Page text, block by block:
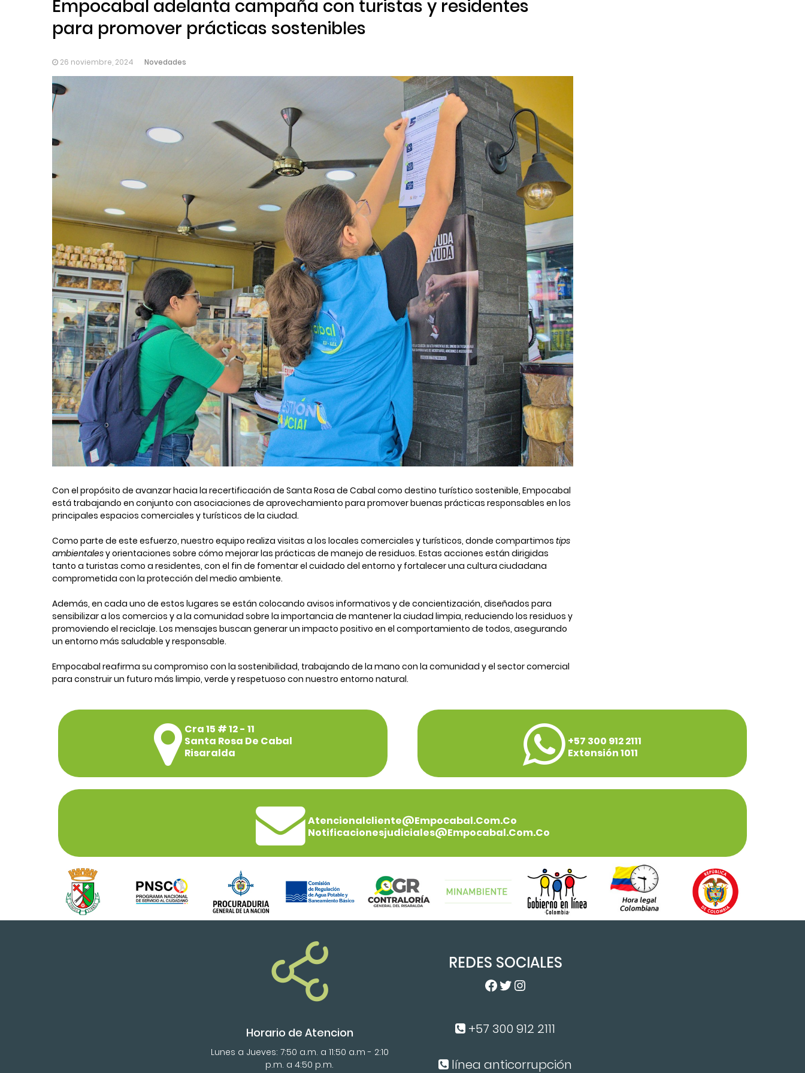
Empocabal adelanta campaña con turistas y residentes
para promover prácticas sostenibles
26 noviembre, 2024 Novedades
Con el propósito de avanzar hacia la recertificación de Santa Rosa de Cabal como destino turístico sostenible, Empocabal
está trabajando en conjunto con asociaciones de aprovechamiento para promover buenas prácticas responsables en los
principales espacios comerciales y turísticos de la ciudad.
Como parte de este esfuerzo, nuestro equipo realiza visitas a los locales comerciales y turísticos, donde compartimos tips
ambientalesy orientaciones sobre cómo mejorar las prácticas de manejo de residuos. Estas acciones están dirigidas
tanto a turistas como a residentes, con el fin de fomentar el cuidado del entorno y fortalecer una cultura ciudadana
comprometida con la protección del medio ambiente.
Además, en cada uno de estos lugares se están colocando avisos informativos y de concientización, diseñados para
sensibilizar a los comercios y a la comunidad sobre la importancia de mantener la ciudad limpia, reduciendo los residuos y
promoviendo el reciclaje. Los mensajes buscan generar un impacto positivo en el comportamiento de todos, asegurando
un entorno más saludable y responsable.
Empocabal reafirma su compromiso con la sostenibilidad, trabajando de la mano con la comunidad y el sector comercial
para construir un futuro más limpio, verde y respetuoso con nuestro entorno natural.
Cra 15 # 12 - 11
Santa Rosa De Cabal
Risaralda
+57 300 912 2111
Extensión 1011
Atencionalcliente@empocabal.com.co
Notificacionesjudiciales@empocabal.com.co
REDES SOCIALES
Facebook
Twitter
Instagram
Horario de Atencion
Lunes a Jueves: 7:50 a.m. a 11:50 a.m - 2:10
p.m. a 4:50 p.m.
+57 300 912 2111
línea anticorrupción